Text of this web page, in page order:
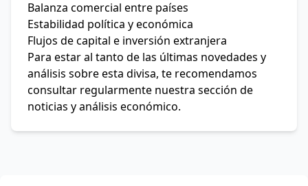
Balanza comercial entre países
Estabilidad política y económica
Flujos de capital e inversión extranjera
Para estar al tanto de las últimas novedades y
análisis sobre esta divisa, te recomendamos
consultar regularmente nuestra sección de
noticias y análisis económico.